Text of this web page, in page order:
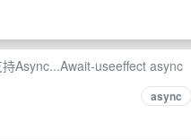
Async...Await-useeffect async
async